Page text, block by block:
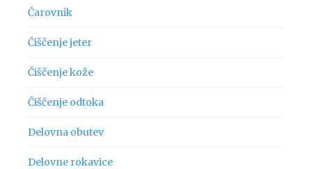
Čarovnik
Čiščenje jeter
Čiščenje kože
Čiščenje odtoka
Delovna obutev
Delovne rokavice